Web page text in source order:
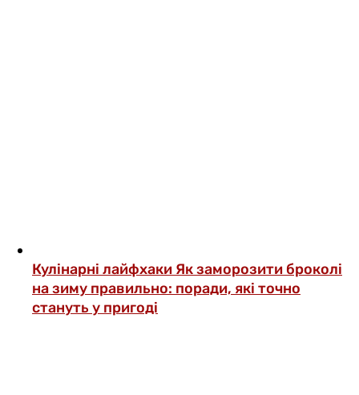
Кулінарні лайфхаки Як заморозити броколі
на зиму правильно: поради, які точно
стануть у пригоді